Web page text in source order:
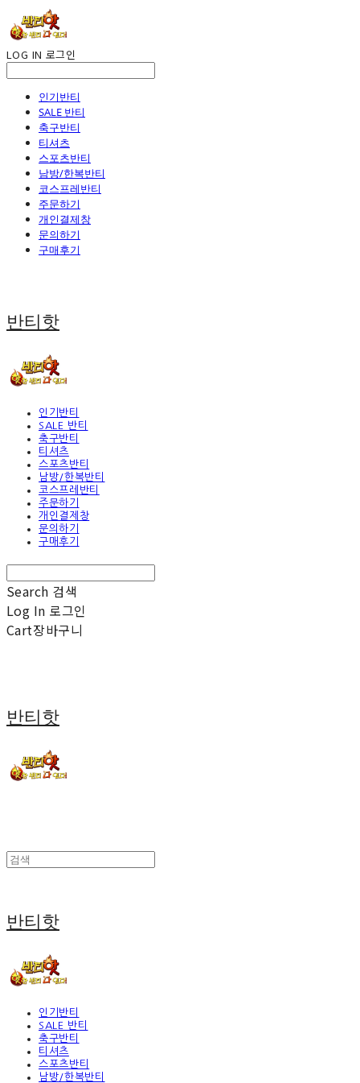
LOG IN 로그인
인기반티
SALE 반티
축구반티
티셔츠
스포츠반티
남방/한복반티
코스프레반티
주문하기
개인결제창
문의하기
구매후기
반티핫
인기반티
SALE 반티
축구반티
티셔츠
스포츠반티
남방/한복반티
코스프레반티
주문하기
개인결제창
문의하기
구매후기
Search 검색
Log In 로그인
Cart장바구니
반티핫
반티핫
인기반티
SALE 반티
축구반티
티셔츠
스포츠반티
남방/한복반티